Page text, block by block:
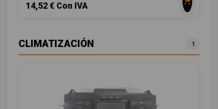
14,52 € Con IVA
CLIMATIZACIÓN 1